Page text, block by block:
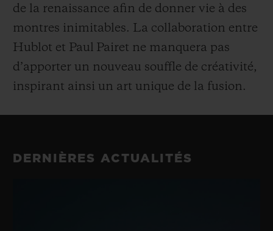
de la renaissance afin de donner vie à des
montres inimitables. La collaboration entre
Hublot et Paul Pairet ne manquera pas
d’apporter un nouveau souffle de créativité,
inspirant ainsi un art unique de la fusion.
DERNIÈRES ACTUALITÉS